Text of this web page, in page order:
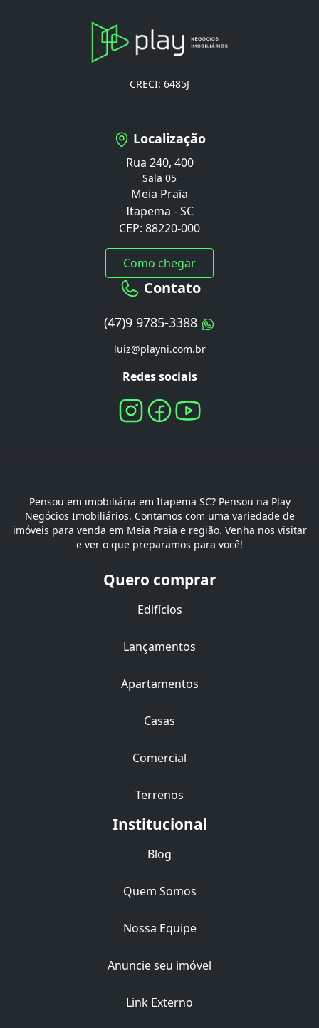
CRECI: 6485J
Localização
Rua 240, 400
Sala 05
Meia Praia
Itapema - SC
CEP: 88220-000
Como chegar
Contato
(47)9 9785-3388
luiz@playni.com.br
Redes sociais
Pensou em imobiliária em Itapema SC? Pensou na Play
Negócios Imobiliários. Contamos com uma variedade de
imóveis para venda em Meia Praia e região. Venha nos visitar
e ver o que preparamos para você!
Quero comprar
Edifícios
Lançamentos
Apartamentos
Casas
Comercial
Terrenos
Institucional
Blog
Quem Somos
Nossa Equipe
Anuncie seu imóvel
Link Externo